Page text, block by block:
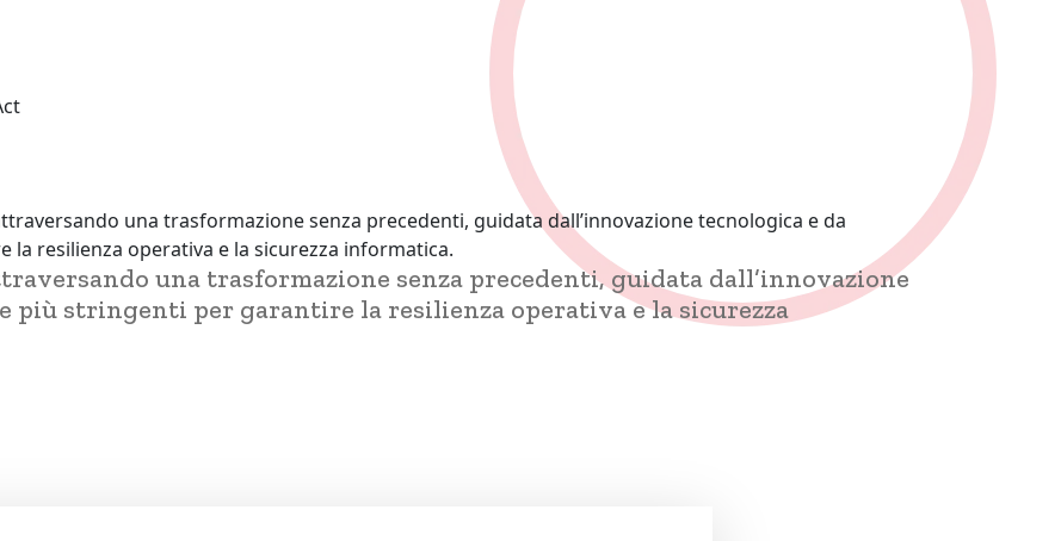
una trasformazione senza precedenti, guidata dall’innovazione tecnologica e da
resilienza operativa e la sicurezza informatica.
una trasformazione senza precedenti, guidata dall’innovazione
più stringenti per garantire la resilienza operativa e la sicurezza